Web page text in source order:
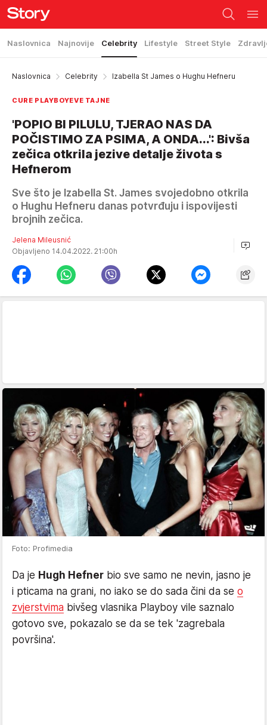
Naslovnica Najnovije Celebrity Lifestyle Street Style
Naslovnica Celebrity Izabella St James o Hughu Hefneru
CURE PLAYBOYEVE TAJNE
'POPIO BI PILULU, TJERAO NAS DA
POČISTIMO ZA PSIMA, A ONDA...': Bivša
zečica otkrila jezive detalje života s
Hefnerom
Sve što je Izabella St. James svojedobno otkrila
o Hughu Hefneru danas potvrđuju i ispovijesti
brojnih zečica.
Jelena Mileusnić
Objavljeno 14.04.2022. 21:00h
Foto: Profimedia
Da je Hugh Hefner bio sve samo ne nevin, jasno je
i pticama na grani, no iako se do sada čini da se o
zvjerstvima bivšeg vlasnika Playboy vile saznalo
gotovo sve, pokazalo se da se tek 'zagrebala
površina'.